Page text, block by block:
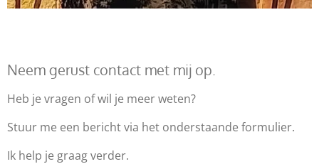
Neem gerust contact met mij op.
Heb je vragen of wil je meer weten?
Stuur me een bericht via het onderstaande formulier.
Ik help je graag verder.